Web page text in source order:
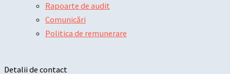
Rapoarte de audit
Comunicări
Politica de remunerare
Detalii de contact